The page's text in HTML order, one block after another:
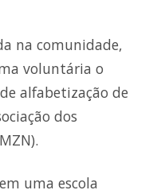
na comunidade,
voluntária o
alfabetização de
dos
uma escola